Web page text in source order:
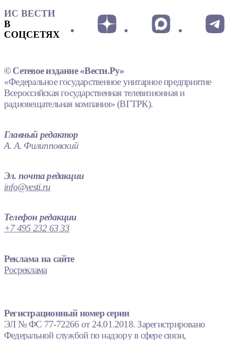
ИС ВЕСТИ
В
СОЦСЕТЯХ
© Сетевое издание «Вести.Ру»
«Федеральное государственное унитарное предприятие
Всероссийская государственная телевизионная и
радиовещательная компания» (ВГТРК).
Главный редактор
А. А. Филипповский
Эл. почта редакции
info@vesti.ru
Телефон редакции
+7 495 232 63 33
Реклама на сайте
Росреклама
Регистрационный номер серии
ЭЛ № ФС 77-72266 от 24.01.2018. Зарегистрировано
Федеральной службой по надзору в сфере связи,